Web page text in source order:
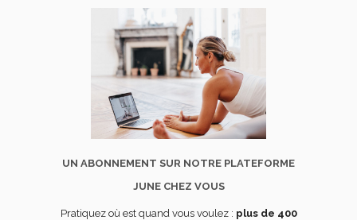
UN ABONNEMENT SUR NOTRE PLATEFORME
JUNE CHEZ VOUS
Pratiquez où est quand vous voulez : plus de 400